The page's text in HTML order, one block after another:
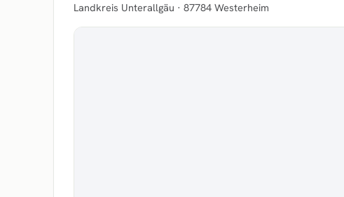
Landkreis Unterallgäu · 87784 Westerheim